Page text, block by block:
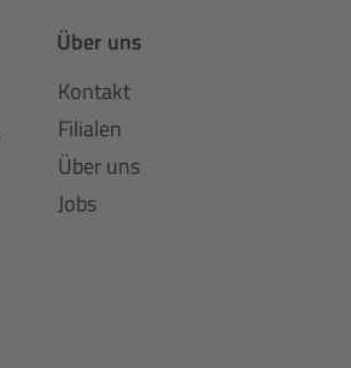
Über uns
Kontakt
Filialen
Über uns
Jobs